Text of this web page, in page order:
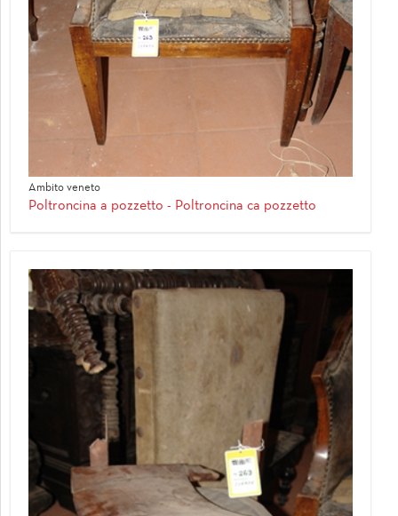
Ambito veneto
Poltroncina a pozzetto - Poltroncina ca pozzetto